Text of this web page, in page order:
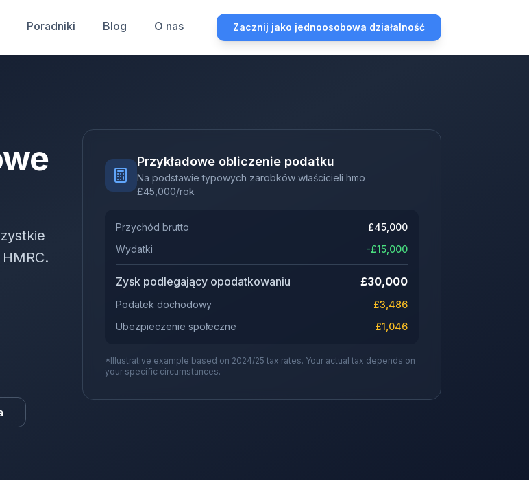
Poradniki Blog O nas Zacznij jako jednoosobowa działalność
Przykładowe obliczenie podatku
Na podstawie typowych zarobków właścicieli hmo
£45,000/rok
Przychód brutto £45,000
Wydatki
-£15,000
Zysk podlegający opodatkowaniu £30,000
Podatek dochodowy £3,486
Ubezpieczenie społeczne
£1,046
*Illustrative example based on 2024/25 tax rates. Your actual tax depends on
your specific circumstances.